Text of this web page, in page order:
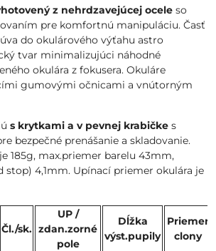
z nehrdzavejúcej ocele so
pre komfortnú manipuláciu. Časť
do okulárového výťahu astro
tvar minimalizujúci náhodné
okulára z fokusera. Okuláre
gumovými očnicami a vnútorným
s krytkami a v pevnej krabičke s
bezpečné prenášanie a skladovanie.
185g, max.priemer barelu 43mm,
stop) 4,1mm. Upínací priemer okulára je
Čl./sk.
UP /
zdan.zorné
pole
Dĺžka
výst.pupily
Priemer
clony